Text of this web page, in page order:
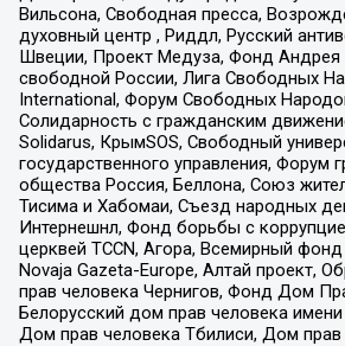
Вильсона, Свободная пресса,
духовный центр , Риддл, Русский
Швеции, Проект Медуза, Фонд Андрея
свободной России, Лига Свободных
International, Форум Свободных
Солидарность с гражданским
Solidarus, КрымSOS, Свободный
государственного управления, Форум
общества Россия, Беллона, Союз
Тисима и Хабомаи, Съезд народных
Интернешнл, Фонд борьбы с
церквей TCCN, Агора, Всемирный
Novaja Gazeta-Europe, Алтай проект,
прав человека Чернигов, Фонд Дом
Белорусский дом прав человека
Дом прав человека Тбилиси, Дом прав